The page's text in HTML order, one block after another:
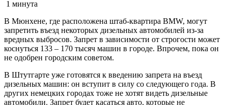
1 минута
В Мюнхене, где расположена штаб-квартира BMW, могут
запретить въезд некоторых дизельных автомобилей из-за
вредных выбросов. Запрет в зависимости от строгости может
коснуться 133 – 170 тысяч машин в городе. Впрочем, пока он
не одобрен городским советом.
В Штутгарте уже готовятся к введению запрета на въезд
дизельных машин: он вступит в силу со следующего года. В
других немецких городах тоже не хотят видеть дизельные
автомобили. Запрет будет касаться авто, которые не